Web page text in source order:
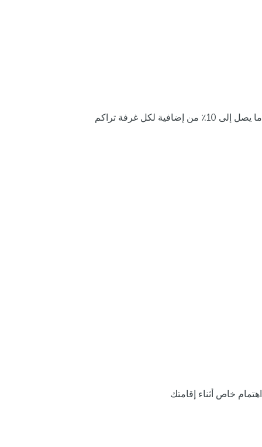
ما يصل إلى 10٪ من إضافية لكل غرفة تراكم
اهتمام خاص أثناء إقامتك